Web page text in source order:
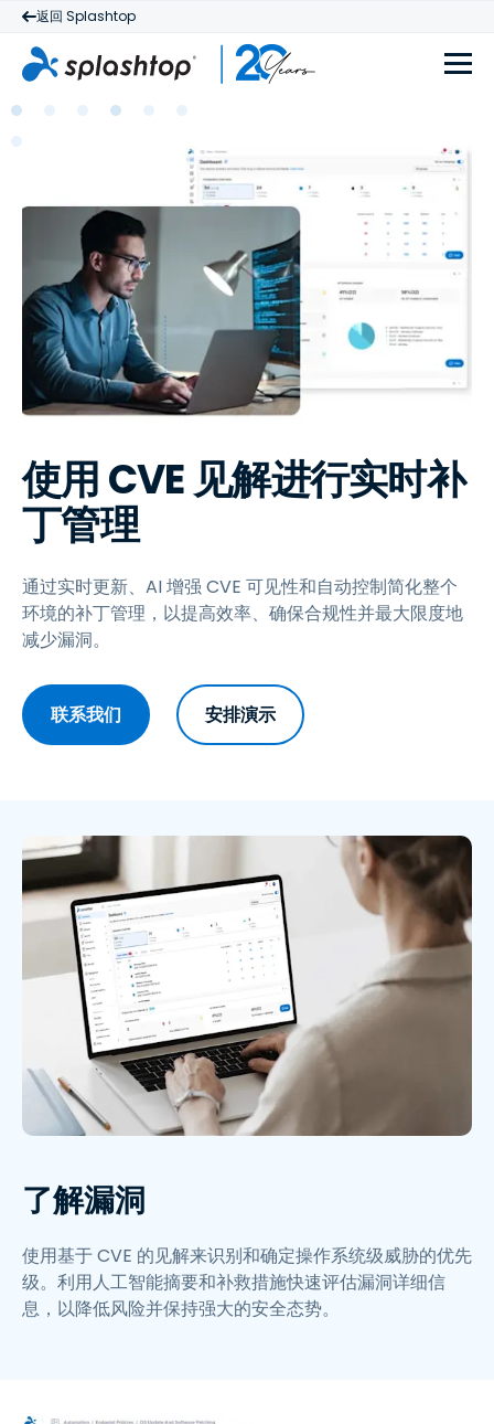
返回 Splashtop
使用 CVE 见解进行实时补
丁管理
通过实时更新、AI 增强 CVE 可见性和自动控制简化整个
环境的补丁管理，以提高效率、确保合规性并最大限度地
减少漏洞。
联系我们 安排演示
了解漏洞
使用基于 CVE 的见解来识别和确定操作系统级威胁的优先
级。利用人工智能摘要和补救措施快速评估漏洞详细信
息，以降低风险并保持强大的安全态势。